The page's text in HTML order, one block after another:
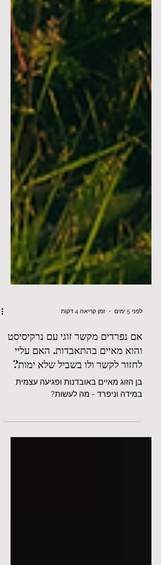
לפני 5 ימים זמן קריאה 4 דקות
אם נפרדים מקשר זוגי עם נרקיסיסט
והוא מאיים בהתאבדות. האם עליי
לחזור לקשר ולו בשביל שלא ימות?